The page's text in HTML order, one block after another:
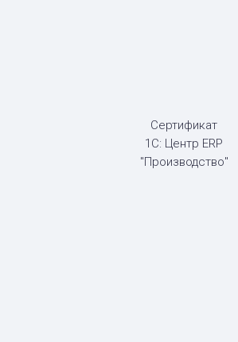
Сертификат
1С: Центр ERP
"Производство"